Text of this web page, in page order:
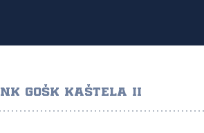
NK GOŠK KAŠTELA II